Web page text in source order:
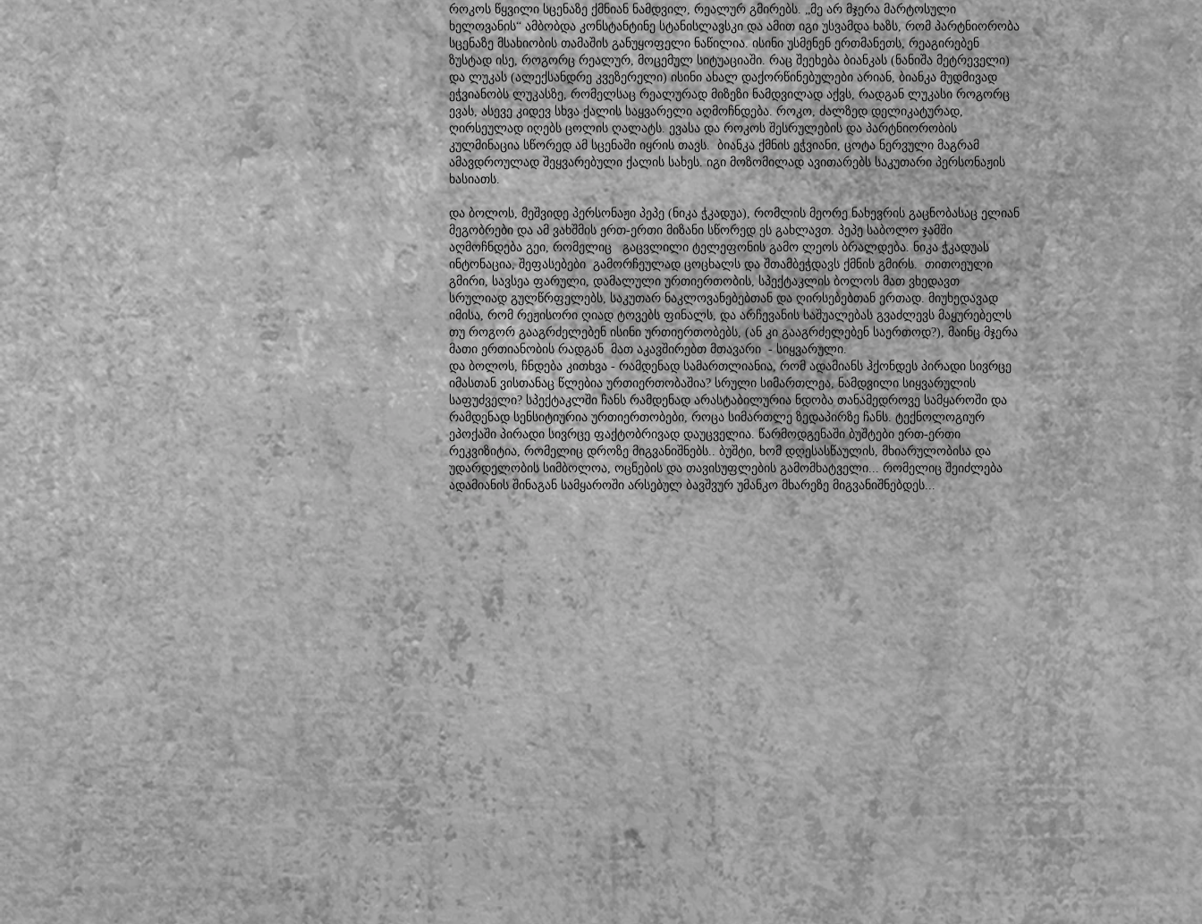
როკოს წყვილი სცენაზე ქმნიან ნამდვილ, რეალურ გმირებს. „მე არ მჯერა მარტოსული
ხელოვანის“ ამბობდა კონსტანტინე სტანისლავსკი და ამით იგი უსვამდა ხაზს, რომ პარტნიორობა
სცენაზე მსახიობის თამაშის განუყოფელი ნაწილია. ისინი უსმენენ ერთმანეთს, რეაგირებენ
ზუსტად ისე, როგორც რეალურ, მოცემულ სიტუაციაში. რაც შეეხება ბიანკას (ნანიშა მეტრეველი)
და ლუკას (ალექსანდრე კვეზერელი) ისინი ახალ დაქორწინებულები არიან, ბიანკა მუდმივად
ეჭვიანობს ლუკასზე, რომელსაც რეალურად მიზეზი ნამდვილად აქვს, რადგან ლუკასი როგორც
ევას, ასევე კიდევ სხვა ქალის საყვარელი აღმოჩნდება. როკო, ძალზედ დელიკატურად,
ღირსეულად იღებს ცოლის ღალატს. ევასა და როკოს შესრულების და პარტნიორობის
კულმინაცია სწორედ ამ სცენაში იყრის თავს. ბიანკა ქმნის ეჭვიანი, ცოტა ნერვული მაგრამ
ამავდროულად შეყვარებული ქალის სახეს. იგი მოზომილად ავითარებს საკუთარი პერსონაჟის
ხასიათს.
და ბოლოს, მეშვიდე პერსონაჟი პეპე (ნიკა ჭკადუა), რომლის მეორე ნახევრის გაცნობასაც ელიან
მეგობრები და ამ ვახშმის ერთ-ერთი მიზანი სწორედ ეს გახლავთ. პეპე საბოლო ჯამში
აღმოჩნდება გეი, რომელიც გაცვლილი ტელეფონის გამო ლეოს ბრალდება. ნიკა ჭკადუას
ინტონაცია, შეფასებები გამორჩეულად ცოცხალს და შთამბეჭდავს ქმნის გმირს. თითოეული
გმირი, სავსეა ფარული, დამალული ურთიერთობის, სპექტაკლის ბოლოს მათ ვხედავთ
სრულიად გულწრფელებს, საკუთარ ნაკლოვანებებთან და ღირსებებთან ერთად. მიუხედავად
იმისა, რომ რეჟისორი ღიად ტოვებს ფინალს, და არჩევანის საშუალებას გვაძლევს მაყურებელს
თუ როგორ გააგრძელებენ ისინი ურთიერთობებს, (ან კი გააგრძელებენ საერთოდ?), მაინც მჯერა
მათი ერთიანობის რადგან მათ აკავშირებთ მთავარი - სიყვარული.
და ბოლოს, ჩნდება კითხვა - რამდენად სამართლიანია, რომ ადამიანს ჰქონდეს პირადი სივრცე
იმასთან ვისთანაც წლებია ურთიერთობაშია? სრული სიმართლეა, ნამდვილი სიყვარულის
საფუძველი? სპექტაკლში ჩანს რამდენად არასტაბილურია ნდობა თანამედროვე სამყაროში და
რამდენად სენსიტიურია ურთიერთობები, როცა სიმართლე ზედაპირზე ჩანს. ტექნოლოგიურ
ეპოქაში პირადი სივრცე ფაქტობრივად დაუცველია. წარმოდგენაში ბუშტები ერთ-ერთი
რეკვიზიტია, რომელიც დროზე მიგვანიშნებს.. ბუშტი, ხომ დღესასწაულის, მხიარულობისა და
უდარდელობის სიმბოლოა, ოცნების და თავისუფლების გამომხატველი... რომელიც შეიძლება
ადამიანის შინაგან სამყაროში არსებულ ბავშვურ უმანკო მხარეზე მიგვანიშნებდეს...